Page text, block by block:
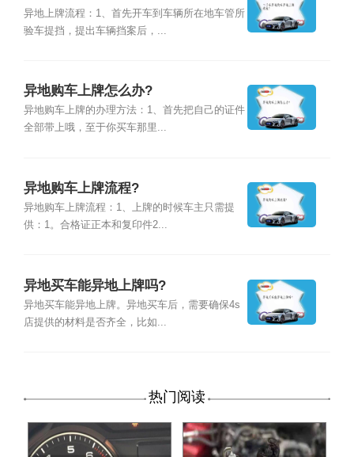
异地上牌流程：1、首先开车到车辆所在地车管所
验车提挡，提出车辆挡案后，...
异地购车上牌怎么办?
异地购车上牌的办理方法：1、首先把自己的证件
全部带上哦，至于你买车那里...
异地购车上牌流程?
异地购车上牌流程：1、上牌的时候车主只需提
供：1。合格证正本和复印件2...
异地买车能异地上牌吗?
异地买车能异地上牌。异地买车后，需要确保4s
店提供的材料是否齐全，比如...
热门阅读